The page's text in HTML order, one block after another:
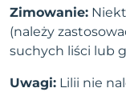
Zimowanie:
(należy
suchych liści lub
Uwagi: Lilii nie